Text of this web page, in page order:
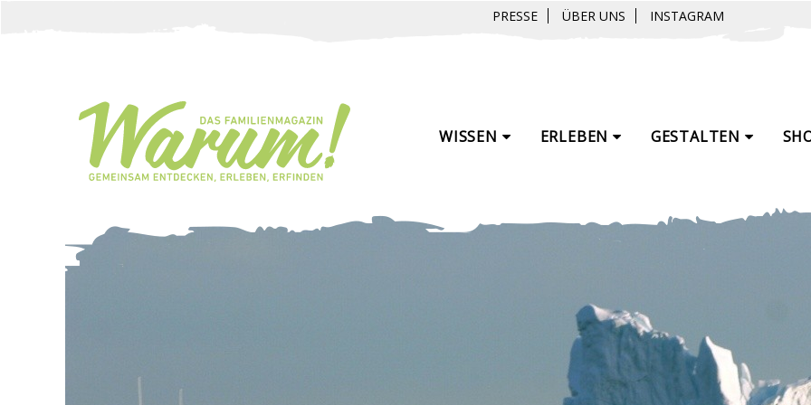
WISSEN ERLEBEN GESTALTEN
PRESSE ÜBER UNS INSTAGRAM